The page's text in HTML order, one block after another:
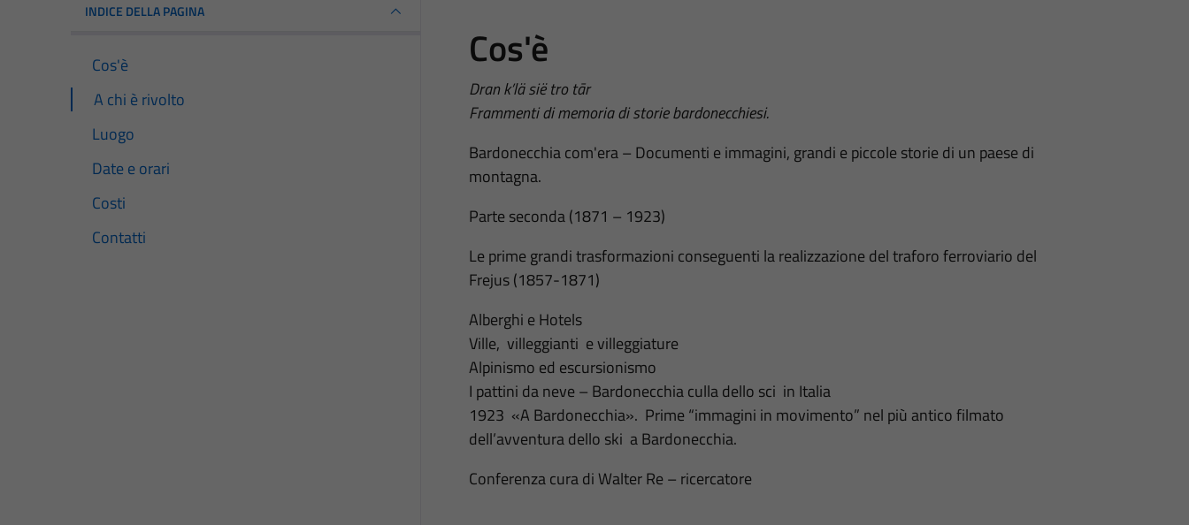
INDICE DELLA PAGINA
Cos'è
A chi è rivolto
Luogo
Date e orari
Costi
Contatti
Cos'è
Dran k’lä sië tro tār
Frammenti di memoria di storie bardonecchiesi.
Bardonecchia com'era – Documenti e immagini, grandi e piccole storie di un paese di
montagna.
Parte seconda (1871 – 1923)
Le prime grandi trasformazioni conseguenti la realizzazione del traforo ferroviario del
Frejus (1857-1871)
Alberghi e Hotels
Ville, villeggianti e villeggiature
Alpinismo ed escursionismo
I pattini da neve – Bardonecchia culla dello sci in Italia
1923 «A Bardonecchia». Prime “immagini in movimento” nel più antico filmato
dell’avventura dello ski a Bardonecchia.
Conferenza cura di Walter Re – ricercatore